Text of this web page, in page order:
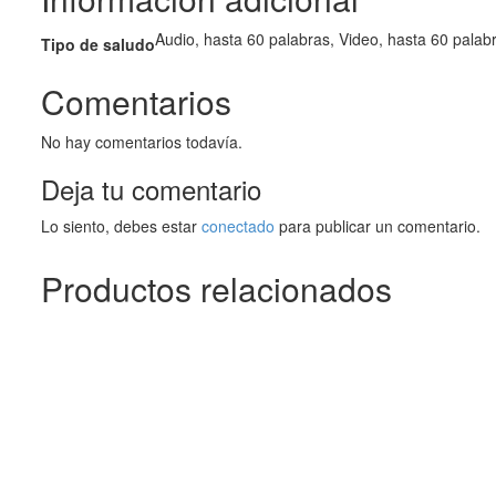
Tipo de saludoAudio, hasta 60 palabras, Video, hasta 60
Comentarios
No hay comentarios todavía.
Deja tu comentario
Lo siento, debes estar conectado para publicar un comentario.
Productos relacionados